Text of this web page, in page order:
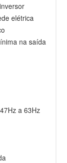
elétrica
na saída
a 63Hz